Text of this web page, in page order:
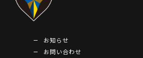
お知らせ
お問い合わせ